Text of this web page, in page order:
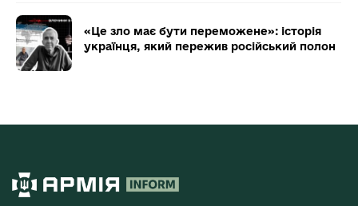
«Це зло має бути переможене»: історія
українця, який пережив російський полон